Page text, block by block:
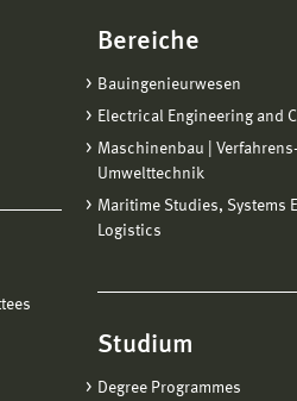
Bereiche
Bauingenieurwesen
Electrical Engineering and
Maschinenbau |
Umwelttechnik
Maritime Studies, Systems
Logistics
Studium
Degree Programmes